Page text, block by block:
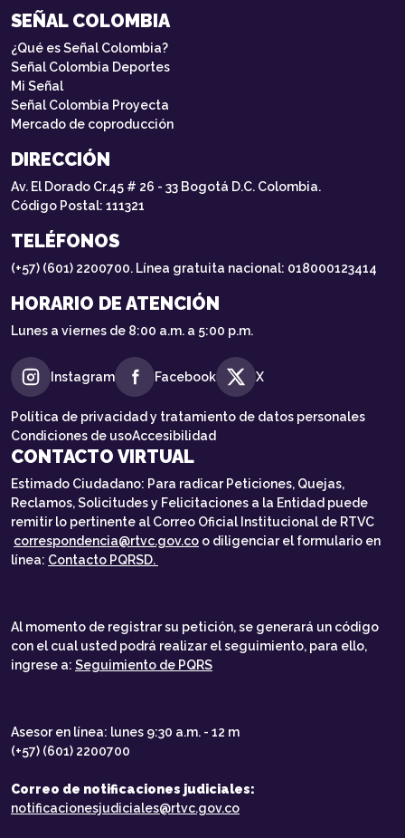
SEÑAL COLOMBIA
¿Qué es Señal Colombia?
Señal Colombia Deportes
Mi Señal
Señal Colombia Proyecta
Mercado de coproducción
DIRECCIÓN
Av. El Dorado Cr.45 # 26 - 33 Bogotá D.C. Colombia.
Código Postal: 111321
TELÉFONOS
(+57) (601) 2200700. Línea gratuita nacional: 018000123414
HORARIO DE ATENCIÓN
Lunes a viernes de 8:00 a.m. a 5:00 p.m.
Instagram Facebook X
Política de privacidad y tratamiento de datos personales
Condiciones de usoAccesibilidad
CONTACTO VIRTUAL
Estimado Ciudadano: Para radicar Peticiones, Quejas,
Reclamos, Solicitudes y Felicitaciones a la Entidad puede
remitir lo pertinente al Correo Oficial Institucional de RTVC
correspondencia@rtvc.gov.co o diligenciar el formulario en
línea: Contacto PQRSD.
Al momento de registrar su petición, se generará un código
con el cual usted podrá realizar el seguimiento, para ello,
ingrese a: Seguimiento de PQRS
Asesor en línea: lunes 9:30 a.m. - 12 m
(+57) (601) 2200700
Correo de notificaciones judiciales:
notificacionesjudiciales@rtvc.gov.co